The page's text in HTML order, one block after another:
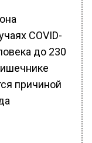
COVID-
до 230
причиной